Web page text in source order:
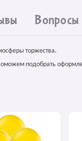
Вопросы
торжества.
подобрать